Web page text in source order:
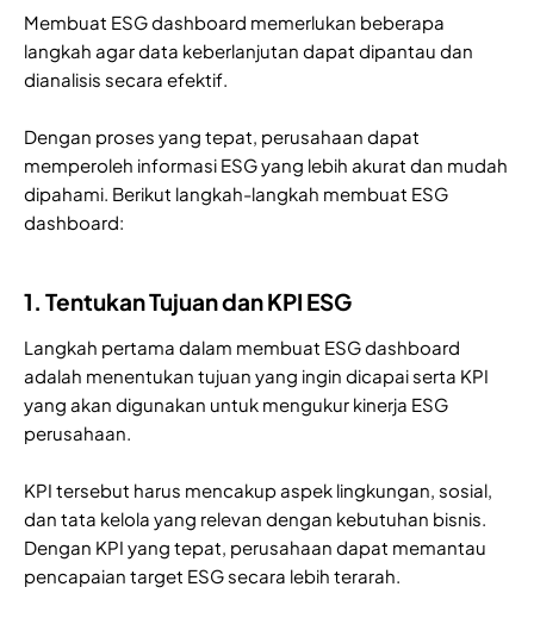
Membuat ESG dashboard memerlukan beberapa
langkah agar data keberlanjutan dapat dipantau dan
dianalisis secara efektif.
Dengan proses yang tepat, perusahaan dapat
memperoleh informasi ESG yang lebih akurat dan mudah
dipahami. Berikut langkah-langkah membuat ESG
dashboard:
1. Tentukan Tujuan dan KPI ESG
Langkah pertama dalam membuat ESG dashboard
adalah menentukan tujuan yang ingin dicapai serta KPI
yang akan digunakan untuk mengukur kinerja ESG
perusahaan.
KPI tersebut harus mencakup aspek lingkungan, sosial,
dan tata kelola yang relevan dengan kebutuhan bisnis.
Dengan KPI yang tepat, perusahaan dapat memantau
pencapaian target ESG secara lebih terarah.